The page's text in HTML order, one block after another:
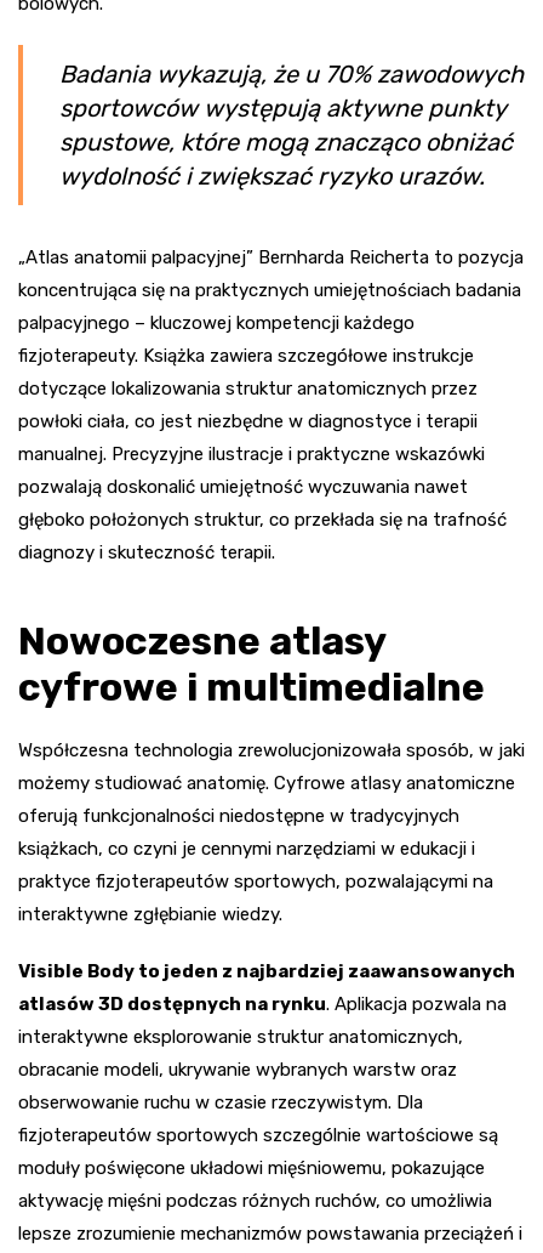
Badania wykazują, że u 70% zawodowych
sportowców występują aktywne punkty
spustowe, które mogą znacząco obniżać
wydolność i zwiększać ryzyko urazów.
„Atlas anatomii palpacyjnej” Bernharda Reicherta to pozycja
koncentrująca się na praktycznych umiejętnościach badania
palpacyjnego – kluczowej kompetencji każdego
fizjoterapeuty. Książka zawiera szczegółowe instrukcje
dotyczące lokalizowania struktur anatomicznych przez
powłoki ciała, co jest niezbędne w diagnostyce i terapii
manualnej. Precyzyjne ilustracje i praktyczne wskazówki
pozwalają doskonalić umiejętność wyczuwania nawet
głęboko położonych struktur, co przekłada się na trafność
diagnozy i skuteczność terapii.
Nowoczesne atlasy
cyfrowe i multimedialne
Współczesna technologia zrewolucjonizowała sposób, w jaki
możemy studiować anatomię. Cyfrowe atlasy anatomiczne
oferują funkcjonalności niedostępne w tradycyjnych
książkach, co czyni je cennymi narzędziami w edukacji i
praktyce fizjoterapeutów sportowych, pozwalającymi na
interaktywne zgłębianie wiedzy.
Visible Body to jeden z najbardziej zaawansowanych
atlasów 3D dostępnych na rynku. Aplikacja pozwala na
interaktywne eksplorowanie struktur anatomicznych,
obracanie modeli, ukrywanie wybranych warstw oraz
obserwowanie ruchu w czasie rzeczywistym. Dla
fizjoterapeutów sportowych szczególnie wartościowe są
moduły poświęcone układowi mięśniowemu, pokazujące
aktywację mięśni podczas różnych ruchów, co umożliwia
lepsze zrozumienie mechanizmów powstawania przeciążeń i